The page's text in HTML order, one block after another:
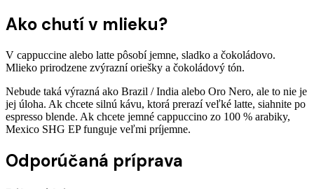
Ako chutí v mlieku?
V cappuccine alebo latte pôsobí jemne, sladko a čokoládovo.
Mlieko prirodzene zvýrazní oriešky a čokoládový tón.
Nebude taká výrazná ako Brazil / India alebo Oro Nero, ale to nie je
jej úloha. Ak chcete silnú kávu, ktorá prerazí veľké latte, siahnite po
espresso blende. Ak chcete jemné cappuccino zo 100 % arabiky,
Mexico SHG EP funguje veľmi príjemne.
Odporúčaná príprava